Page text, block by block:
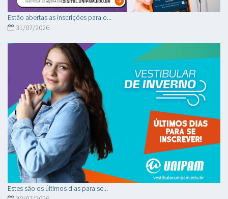
Estão abertas as inscrições para o...
31/07/2026
Estes são os últimos dias para se...